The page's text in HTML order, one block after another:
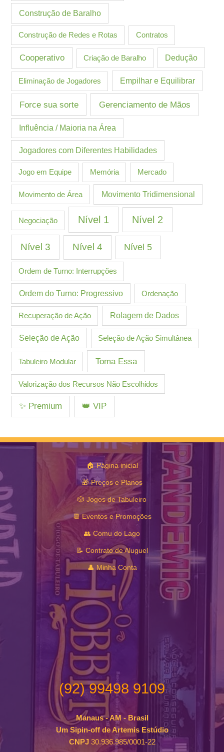
Construção de Baralho
Construção de Redes e Rotas Contratos
Cooperativo Criação de Baralho Dedução
Eliminação de Jogadores Empilhar e Equilibrar
Force sua sorte Gerenciamento de Mãos
Influência / Maioria na Área
Jogadores com Diferentes Habilidades
Jogo em Equipe Memória Mercado
Movimento de Área Movimento Tridimensional
Negociação Nível 1 Nível 2
Nível 3 Nível 4 Nível 5
Ordem de Turno: Interrupções
Ordem do Turno: Progressivo Ordenação
Recuperação de Ação Rolagem de Dados
Seleção de Ação Seleção de Ação Simultânea
Tabuleiro Modular Toma Essa
Valorização dos Recursos Não Escolhidos
✨ Premium 👑 VIP
🏠 Página inicial
🎁 Preços e Planos
🎲 Jogos de Tabuleiro
📆 Eventos e Promoções
👥 Comu do Lago
📝 Contrato de Aluguel
👤 Minha Conta
(92) 99498 9109
Manaus - AM - Brasil
Um Sipin-off de Artemis Estúdio
CNPJ30.936.985/0001-22